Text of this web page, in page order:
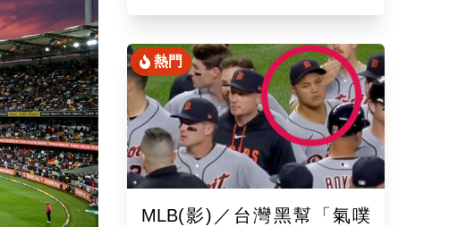
球團：感謝全力付出與貢獻
熱門
MLB(影)／台灣黑幫「氣噗